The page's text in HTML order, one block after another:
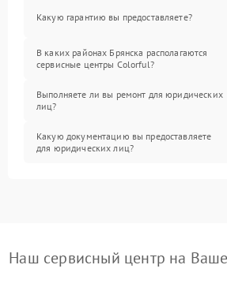
Какую гарантию вы предоставляете?
В каких районах Брянска располагаются
сервисные центры Colorful?
Выполняете ли вы ремонт для юридических
лиц?
Какую документацию вы предоставляете
для юридических лиц?
Наш сервисный центр на